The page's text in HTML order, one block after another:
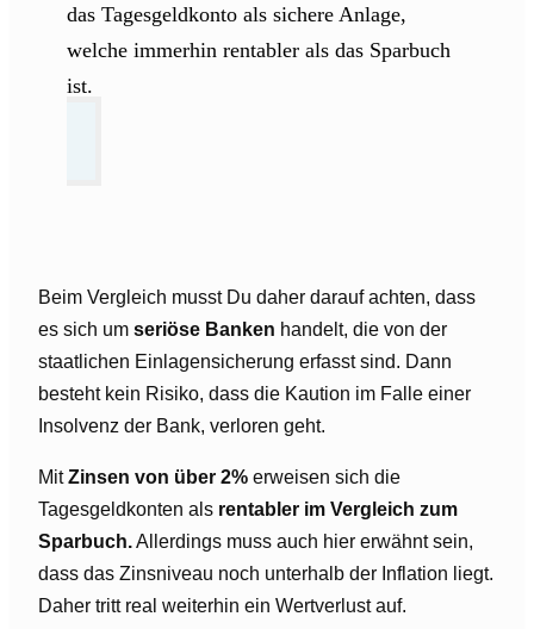
das Tagesgeldkonto als sichere Anlage,
welche immerhin rentabler als das Sparbuch
ist.
Beim Vergleich musst Du daher darauf achten, dass
es sich um seriöse Banken handelt, die von der
staatlichen Einlagensicherung erfasst sind. Dann
besteht kein Risiko, dass die Kaution im Falle einer
Insolvenz der Bank, verloren geht.
MitZinsen von über 2% erweisen sich die
Tagesgeldkonten als rentabler im Vergleich zum
Sparbuch.Allerdings muss auch hier erwähnt sein,
dass das Zinsniveau noch unterhalb der Inflation liegt.
Daher tritt real weiterhin ein Wertverlust auf.